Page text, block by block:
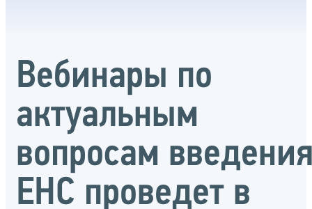
Вебинары по
актуальным
вопросам
ЕНС проведет в